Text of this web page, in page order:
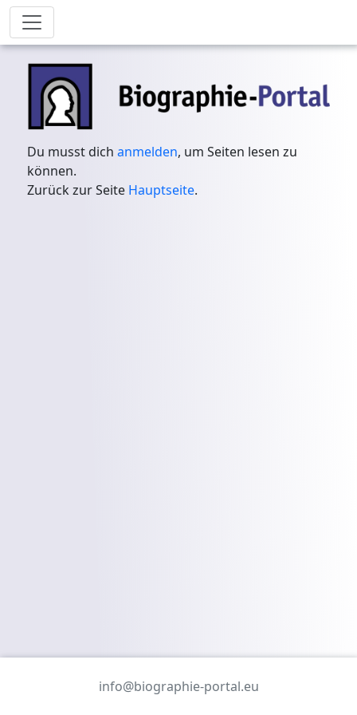
Du musst dichanmelden, um Seiten lesen zu
können.
Zurück zur Seite Hauptseite.
info@biographie-portal.eu